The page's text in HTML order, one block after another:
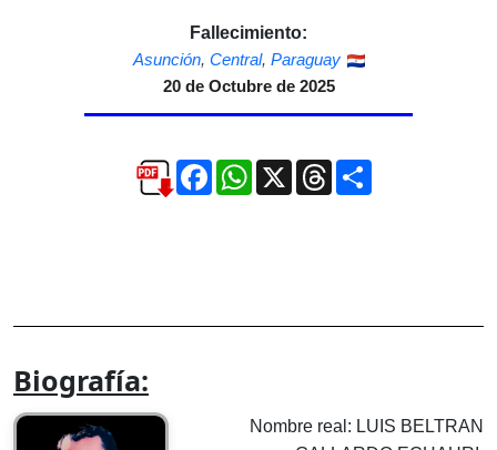
Fallecimiento:
Asunción, Central, Paraguay
20 de Octubre de 2025
FacebookWhatsApp
X ThreadsCompartir
Biografía:
Nombre real: LUIS BELTRAN